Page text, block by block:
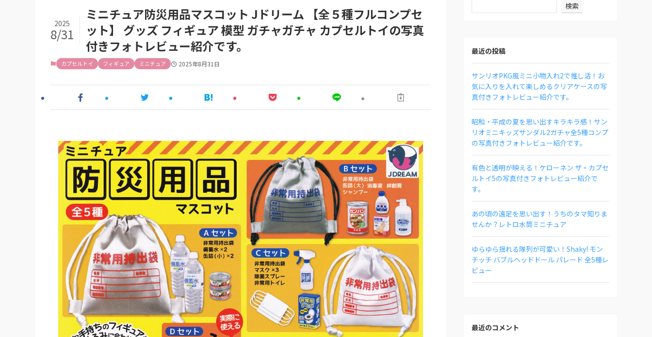
ミニチュア防災用品マスコット Jドリーム 【全５種フルコンプセ
ット】 グッズ フィギュア 模型 ガチャガチャ カプセルトイの写真
付きフォトレビュー紹介です。
2025
8/31
カプセルトイ フィギュア ミニチュア 2025年8月31日
検索
最近の投稿
サンリオPKG風ミニ小物入れ2で推し活！お
気に入りを入れて楽しめるクリアケースの写
真付きフォトレビュー紹介です。
昭和・平成の夏を思い出すキラキラ感！サン
リオミニキッズサンダル2ガチャ全5種コンプ
の写真付きフォトレビュー紹介です。
有色と透明が映える！ケローネン ザ・カプセ
ルトイ5の写真付きフォトレビュー紹介で
す。
あの頃の遠足を思い出す！うちのタマ知りま
せんか？レトロ水筒ミニチュア
ゆらゆら揺れる隊列が可愛い！Shaky! モン
チッチ バブルヘッドドール パレード 全5種レ
ビュー
最近のコメント